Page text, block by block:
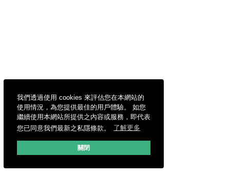
我們透過使用 cookies 來評估您在本網站的
使用情況，為您提供最佳的用戶體驗。 如您
繼續使用本網站所提供之內容或服務，即代表
您已同意我們最新之私隱條款。
了解更多
關閉